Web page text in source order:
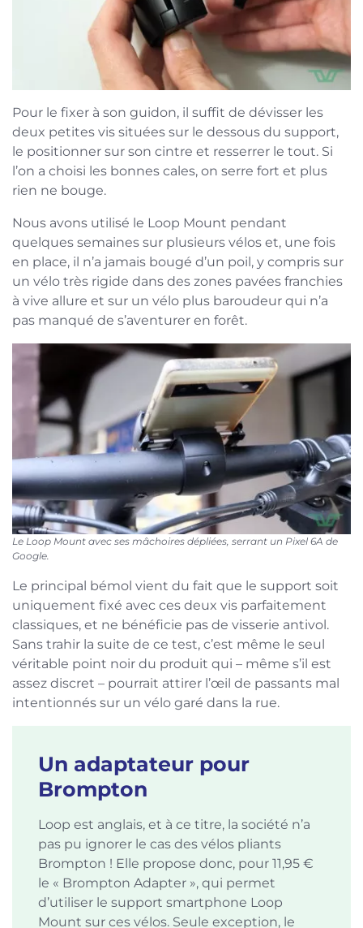
Pour le fixer à son guidon, il suffit de dévisser les
deux petites vis situées sur le dessous du support,
le positionner sur son cintre et resserrer le tout. Si
l’on a choisi les bonnes cales, on serre fort et plus
rien ne bouge.
Nous avons utilisé le Loop Mount pendant
quelques semaines sur plusieurs vélos et, une fois
en place, il n’a jamais bougé d’un poil, y compris sur
un vélo très rigide dans des zones pavées franchies
à vive allure et sur un vélo plus baroudeur qui n’a
pas manqué de s’aventurer en forêt.
Le Loop Mount avec ses mâchoires dépliées, serrant un Pixel 6A de
Google.
Le principal bémol vient du fait que le support soit
uniquement fixé avec ces deux vis parfaitement
classiques, et ne bénéficie pas de visserie antivol.
Sans trahir la suite de ce test, c’est même le seul
véritable point noir du produit qui – même s’il est
assez discret – pourrait attirer l’œil de passants mal
intentionnés sur un vélo garé dans la rue.
Un adaptateur pour
Brompton
Loop est anglais, et à ce titre, la société n’a
pas pu ignorer le cas des vélos pliants
Brompton ! Elle propose donc, pour 11,95 €
le « Brompton Adapter », qui permet
d’utiliser le support smartphone Loop
Mount sur ces vélos. Seule exception, le